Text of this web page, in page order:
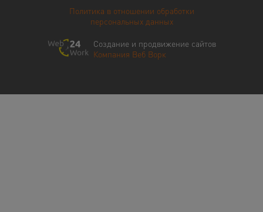
Политика в отношении обработки
персональных данных
Создание и продвижение сайтов
Компания Веб Ворк